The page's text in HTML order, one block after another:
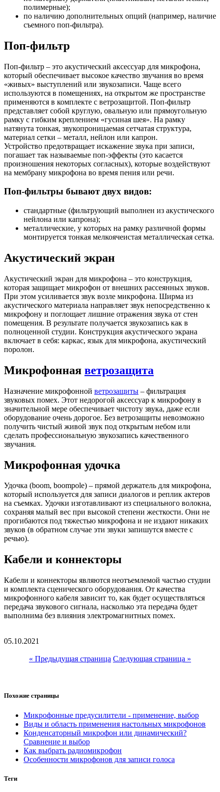
полимерные);
по наличию дополнительных опций (например, наличие
съемного поп-фильтра).
Поп-фильтр
Поп-фильтр – это акустический аксессуар для микрофона,
который обеспечивает высокое качество звучания во время
«живых» выступлений или звукозаписи. Чаще всего
используются в помещениях, на открытом же пространстве
применяются в комплекте с ветрозащитой. Поп-фильтр
представляет собой круглую, овальную или прямоугольную
рамку с гибким креплением «гусиная шея». На рамку
натянута тонкая, звукопроницаемая сетчатая структура,
материал сетки – металл, нейлон или капрон.
Устройство предотвращает искажение звука при записи,
погашает так называемые поп-эффекты (это касается
произношения некоторых согласных), которые воздействуют
на мембрану микрофона во время пения или речи.
Поп-фильтры бывают двух видов:
стандартные (фильтрующий выполнен из акустического
нейлона или капрона);
металлические, у которых на рамку различной формы
монтируется тонкая мелкоячеистая металлическая сетка.
Акустический экран
Акустический экран для микрофона – это конструкция,
которая защищает микрофон от внешних рассеянных звуков.
При этом усиливается звук возле микрофона. Ширма из
акустического материала направляет звук непосредственно к
микрофону и поглощает лишние отражения звука от стен
помещения. В результате получается звукозапись как в
полноценной студии. Конструкция акустического экрана
включает в себя: каркас, язык для микрофона, акустический
поролон.
Микрофонная ветрозащита
Назначение микрофонной ветрозащиты – фильтрация
звуковых помех. Этот недорогой аксессуар к микрофону в
значительной мере обеспечивает чистоту звука, даже если
оборудование очень дорогое. Без ветрозащиты невозможно
получить чистый живой звук под открытым небом или
сделать профессиональную звукозапись качественного
звучания.
Микрофонная удочка
Удочка (boom, boompole) – прямой держатель для микрофона,
который используется для записи диалогов и реплик актеров
на съемках. Удочки изготавливают из специального волокна,
сохраняя малый вес при высокой степени жесткости. Они не
прогибаются под тяжестью микрофона и не издают никаких
звуков (в обратном случае эти звуки запишутся вместе с
речью).
Кабели и коннекторы
Кабели и коннекторы являются неотъемлемой частью студии
и комплекта сценического оборудования. От качества
микрофонного кабеля зависит то, как будет осуществляться
передача звукового сигнала, насколько эта передача будет
выполнима без влияния электромагнитных помех.
05.10.2021
« Предыдущая страница Следующая страница »
Похожие страницы
Микрофонные предусилители - применение, выбор
Виды и область применения настольных микрофонов
Конденсаторный микрофон или динамический?
Сравнение и выбор
Как выбрать радиомикрофон
Особенности микрофонов для записи голоса
Теги